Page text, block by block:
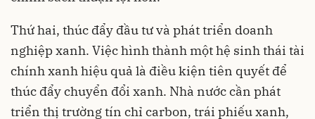
Thứ hai, thúc đẩy đầu tư và phát triển doanh
nghiệp xanh. Việc hình thành một hệ sinh thái tài
chính xanh hiệu quả là điều kiện tiên quyết để
thúc đẩy chuyển đổi xanh. Nhà nước cần phát
triển thị trường tín chỉ carbon, trái phiếu xanh,